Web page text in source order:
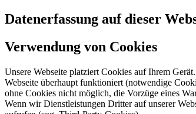
Datenerfassung auf dieser
Verwendung von Cookies
Unsere Webseite platziert Cookies auf Ihrem
Webseite überhaupt funktioniert (notwendige
ohne Cookies nicht möglich, die Vorzüge eines
Wenn wir Dienstleistungen Dritter auf unserer